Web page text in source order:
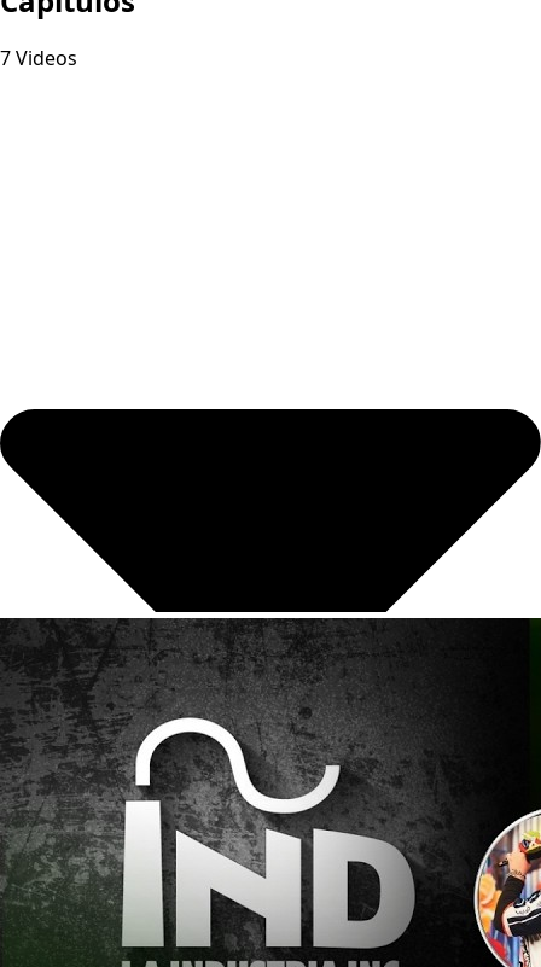
7 Videos